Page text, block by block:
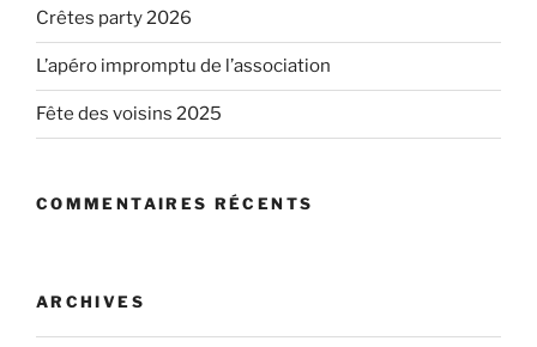
Crêtes party 2026
L’apéro impromptu de l’association
Fête des voisins 2025
COMMENTAIRES RÉCENTS
ARCHIVES